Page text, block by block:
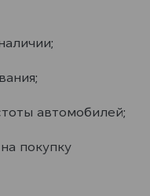
автомобилей;
покупку